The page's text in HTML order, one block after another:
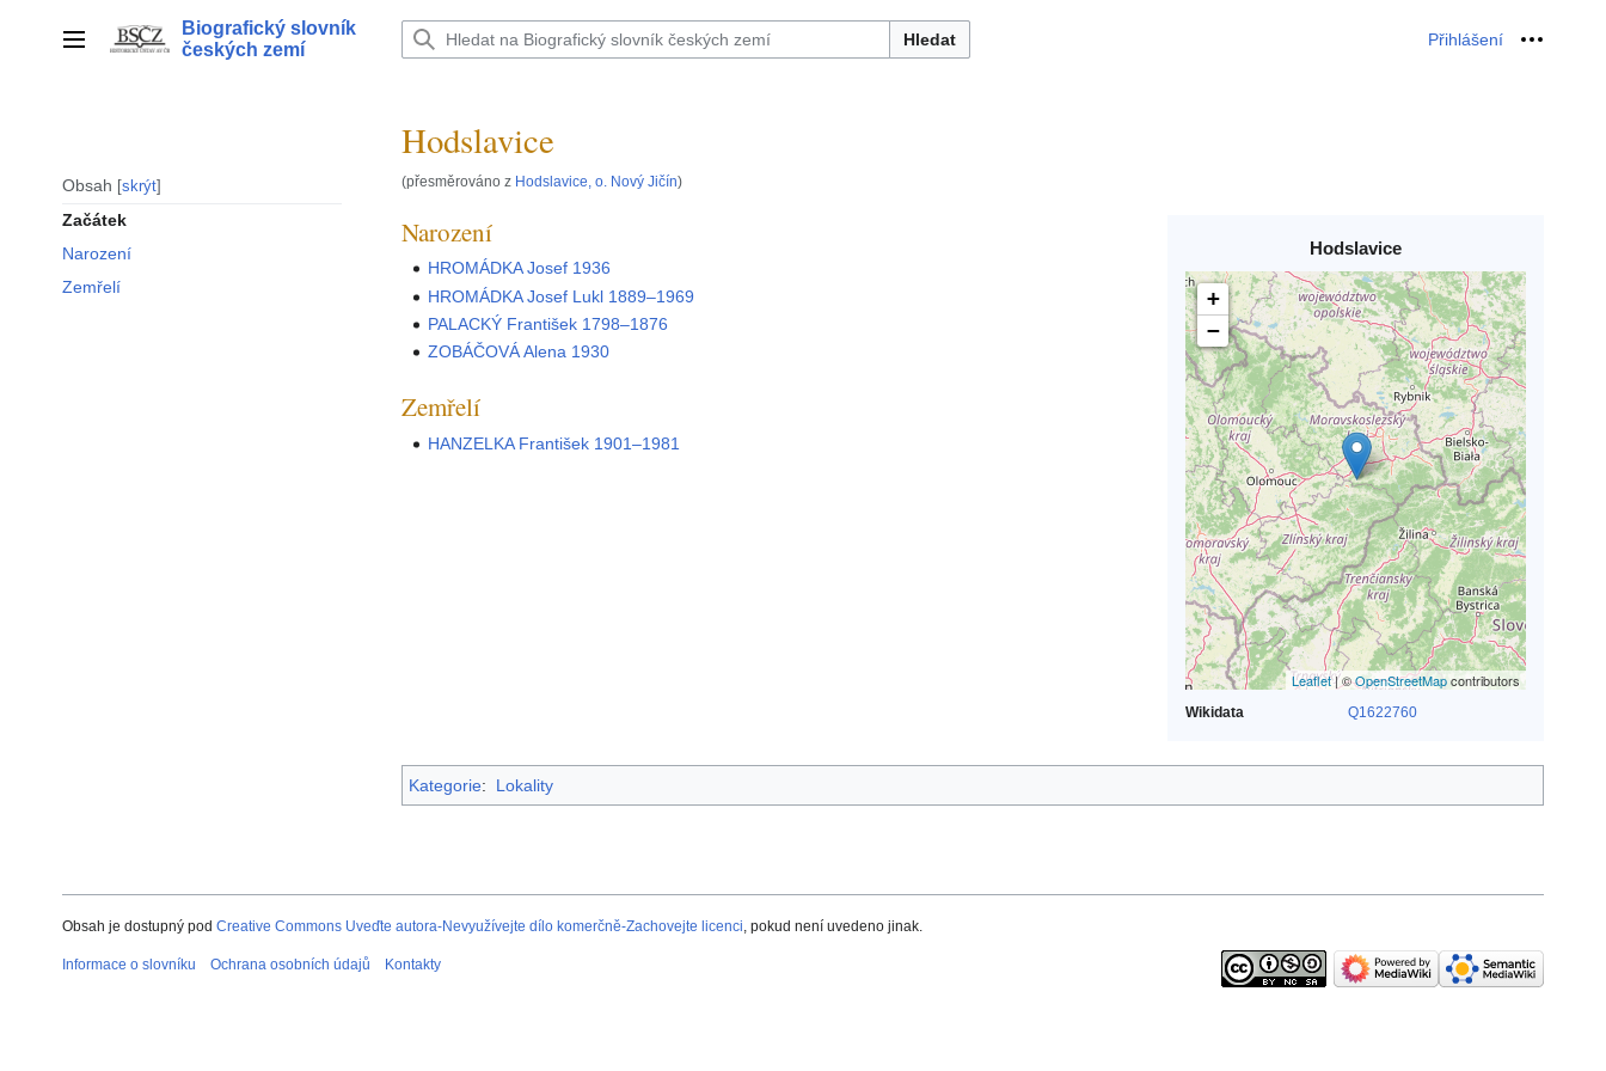
Hlavní menu
Biografický slovník
českých zemí
Hledat Přihlášení Osobní
Obsah skrýt
Začátek
Narození
Zemřelí
Hodslavice
(přesměrováno z Hodslavice, o. Nový Jičín)
Hodslavice
+
−
Leaflet| ©OpenStreetMapcontributors
Wikidata Q1622760
Narození
HROMÁDKA Josef 1936
HROMÁDKA Josef Lukl 1889–1969
PALACKÝ František 1798–1876
ZOBÁČOVÁ Alena 1930
Zemřelí
HANZELKA František 1901–1981
Kategorie: Lokality
Obsah je dostupný pod Creative Commons Uveďte autora-Nevyužívejte dílo komerčně-Zachovejte licenci, pokud není uvedeno jinak.
Informace o slovníku Ochrana osobních údajů Kontakty